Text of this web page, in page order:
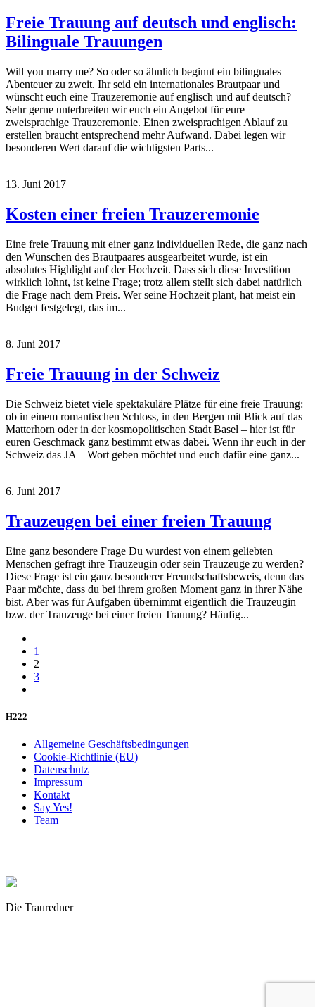
Freie Trauung auf deutsch und englisch:
Bilinguale Trauungen
Will you marry me? So oder so ähnlich beginnt ein bilinguales
Abenteuer zu zweit. Ihr seid ein internationales Brautpaar und
wünscht euch eine Trauzeremonie auf englisch und auf deutsch?
Sehr gerne unterbreiten wir euch ein Angebot für eure
zweisprachige Trauzeremonie. Einen zweisprachigen Ablauf zu
erstellen braucht entsprechend mehr Aufwand. Dabei legen wir
besonderen Wert darauf die wichtigsten Parts...
13. Juni 2017
Kosten einer freien Trauzeremonie
Eine freie Trauung mit einer ganz individuellen Rede, die ganz nach
den Wünschen des Brautpaares ausgearbeitet wurde, ist ein
absolutes Highlight auf der Hochzeit. Dass sich diese Investition
wirklich lohnt, ist keine Frage; trotz allem stellt sich dabei natürlich
die Frage nach dem Preis. Wer seine Hochzeit plant, hat meist ein
Budget festgelegt, das im...
8. Juni 2017
Freie Trauung in der Schweiz
Die Schweiz bietet viele spektakuläre Plätze für eine freie Trauung:
ob in einem romantischen Schloss, in den Bergen mit Blick auf das
Matterhorn oder in der kosmopolitischen Stadt Basel – hier ist für
euren Geschmack ganz bestimmt etwas dabei. Wenn ihr euch in der
Schweiz das JA – Wort geben möchtet und euch dafür eine ganz...
6. Juni 2017
Trauzeugen bei einer freien Trauung
Eine ganz besondere Frage Du wurdest von einem geliebten
Menschen gefragt ihre Trauzeugin oder sein Trauzeuge zu werden?
Diese Frage ist ein ganz besonderer Freundschaftsbeweis, denn das
Paar möchte, dass du bei ihrem großen Moment ganz in ihrer Nähe
bist. Aber was für Aufgaben übernimmt eigentlich die Trauzeugin
bzw. der Trauzeuge bei einer freien Trauung? Häufig...
1
2
3
H222
Allgemeine Geschäftsbedingungen
Cookie-Richtlinie (EU)
Datenschutz
Impressum
Kontakt
Say Yes!
Team
Die Trauredner